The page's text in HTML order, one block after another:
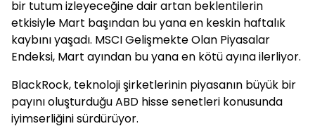
bir tutum izleyeceğine dair artan beklentilerin
etkisiyle Mart başından bu yana en keskin haftalık
kaybını yaşadı. MSCI Gelişmekte Olan Piyasalar
Endeksi, Mart ayından bu yana en kötü ayına ilerliyor.
BlackRock, teknoloji şirketlerinin piyasanın büyük bir
payını oluşturduğu ABD hisse senetleri konusunda
iyimserliğini sürdürüyor.